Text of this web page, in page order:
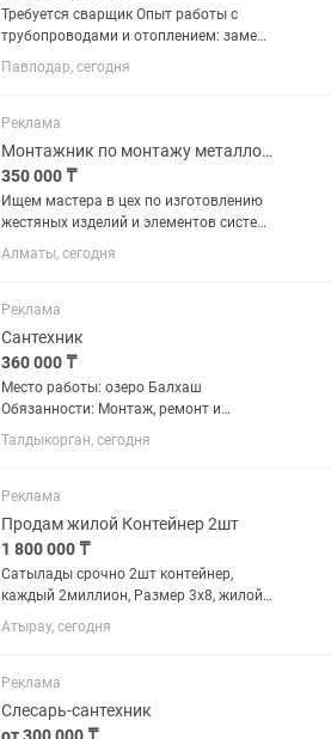
Требуется сварщик Опыт работы с
трубопроводами и отоплением: замена
стояков и батарей, установка котлов
длительного горения. Обязательно:
Оплата: 70% исполнителю /...
Павлодар, сегодня
Реклама
Монтажник по монтажу металлоконструкций
350 000 ₸
Ищем мастера в цех по изготовлению
жестяных изделий и элементов систем
вентиляции. Если вы умеете работать
руками, цените точность и хотите
Алматы, сегодня
Реклама
Сантехник
360 000 ₸
Место работы: озеро Балхаш
Обязанности: Монтаж, ремонт и
обслуживание систем водоснабжения,
канализации и отопления. Устранение
Замена и ремонт сантехнического...
Талдыкорган, сегодня
Реклама
Продам жилой Контейнер 2шт
1 800 000 ₸
Сатылады срочно 2шт контейнер,
каждый 2миллион, Размер 3х8, жилой.
контейнер. каркас металическии.
Бизнеске офиске аренда айга 250 мын
крыша бар..обмен авто...
Атырау, сегодня
Реклама
Слесарь-сантехник